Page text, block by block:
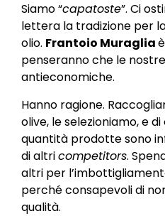
Siamo “capatoste”. Ci
lettera la tradizione per
olio. Frantoio Muraglia
penseranno che le
antieconomiche.
Hanno ragione.
olive, le selezioniamo, e
quantità prodotte sono
di altricompetitors.
altri per
perché consapevoli di
qualità.